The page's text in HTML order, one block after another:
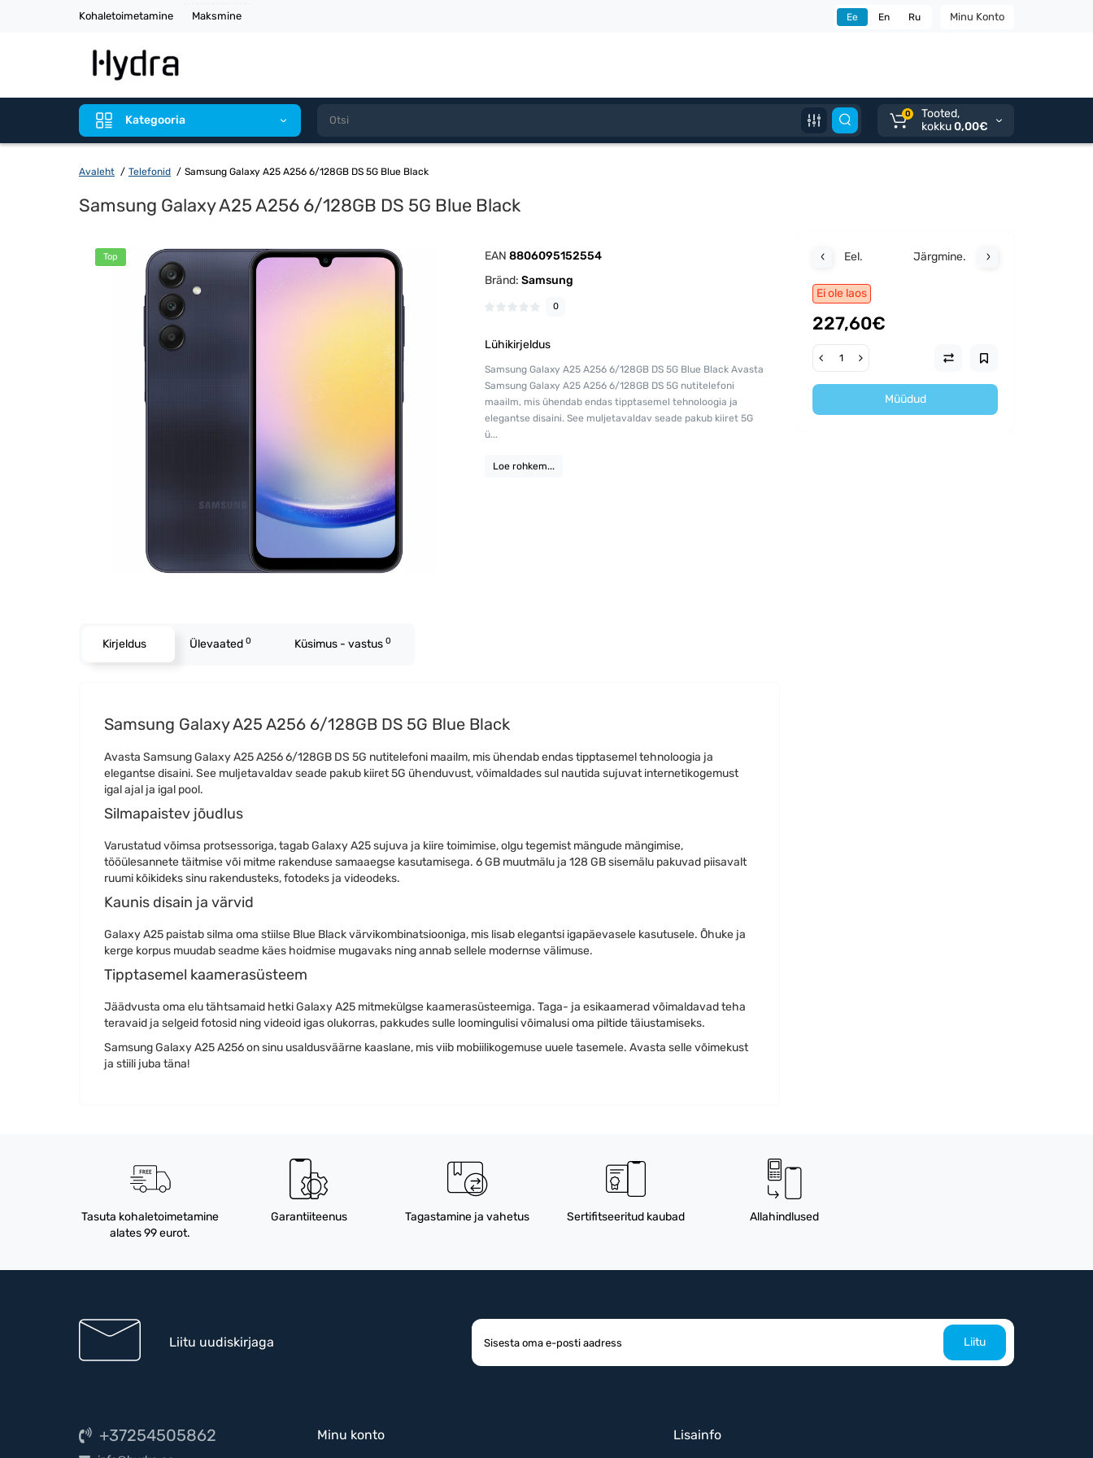
Kohaletoimetamine Maksmine Minu Konto
Ee En Ru
Kategooria 0
Tooted,
kokku0,00€
Avaleht Telefonid Samsung Galaxy A25 A256 6/128GB DS 5G Blue Black
Samsung Galaxy A25 A256 6/128GB DS 5G Blue Black
Top EAN8806095152554
Bränd:Samsung
0
Lühikirjeldus
Samsung Galaxy A25 A256 6/128GB DS 5G Blue Black Avasta
Samsung Galaxy A25 A256 6/128GB DS 5G nutitelefoni
maailm, mis ühendab endas tipptasemel tehnoloogia ja
elegantse disaini. See muljetavaldav seade pakub kiiret 5G
ü...
Loe rohkem...
Eel. Järgmine.
Ei ole laos
227,60€
Müüdud
Kirjeldus Ülevaated 0 Küsimus - vastus 0
Samsung Galaxy A25 A256 6/128GB DS 5G Blue Black
Avasta Samsung Galaxy A25 A256 6/128GB DS 5G nutitelefoni maailm, mis ühendab endas tipptasemel tehnoloogia ja
elegantse disaini. See muljetavaldav seade pakub kiiret 5G ühenduvust, võimaldades sul nautida sujuvat internetikogemust
igal ajal ja igal pool.
Silmapaistev jõudlus
Varustatud võimsa protsessoriga, tagab Galaxy A25 sujuva ja kiire toimimise, olgu tegemist mängude mängimise,
tööülesannete täitmise või mitme rakenduse samaaegse kasutamisega. 6 GB muutmälu ja 128 GB sisemälu pakuvad piisavalt
ruumi kõikideks sinu rakendusteks, fotodeks ja videodeks.
Kaunis disain ja värvid
Galaxy A25 paistab silma oma stiilse Blue Black värvikombinatsiooniga, mis lisab elegantsi igapäevasele kasutusele. Õhuke ja
kerge korpus muudab seadme käes hoidmise mugavaks ning annab sellele modernse välimuse.
Tipptasemel kaamerasüsteem
Jäädvusta oma elu tähtsamaid hetki Galaxy A25 mitmekülgse kaamerasüsteemiga. Taga- ja esikaamerad võimaldavad teha
teravaid ja selgeid fotosid ning videoid igas olukorras, pakkudes sulle loomingulisi võimalusi oma piltide täiustamiseks.
Samsung Galaxy A25 A256 on sinu usaldusväärne kaaslane, mis viib mobiilikogemuse uuele tasemele. Avasta selle võimekust
ja stiili juba täna!
Tasuta kohaletoimetamine
alates 99 eurot.
Garantiiteenus Tagastamine ja vahetus Sertifitseeritud kaubad Allahindlused
Liitu uudiskirjaga Liitu
+37254505862 Minu konto Lisainfo